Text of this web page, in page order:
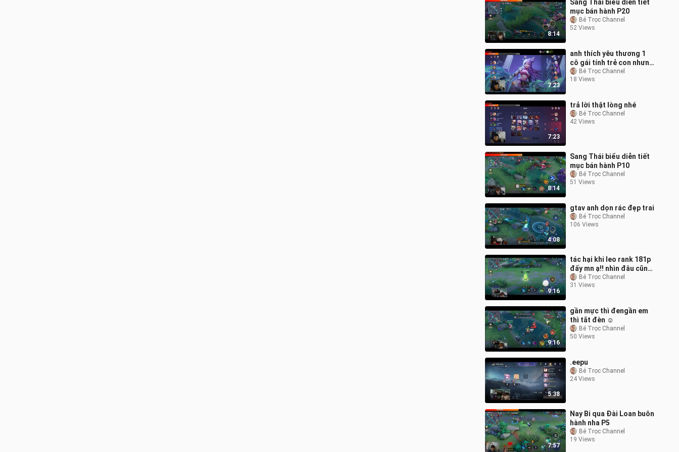
8:14
Sang Thái biểu diễn tiết
mục bán hành P20
Bé Trọc Channel
52 Views
7:23
anh thích yêu thương 1
cô gái tính trẻ con nhưng
dễ cọc hông
Bé Trọc Channel
18 Views
7:23
trả lời thật lòng nhé
Bé Trọc Channel
42 Views
8:14
Sang Thái biểu diễn tiết
mục bán hành P10
Bé Trọc Channel
51 Views
4:08
gtav anh dọn rác đẹp trai
Bé Trọc Channel
106 Views
9:16
tác hại khi leo rank 181p
đấy mn ạ!! nhìn đâu cũng
liên quân!!
Bé Trọc Channel
31 Views
9:16
gần mực thì đengần em
thì tắt đèn ☺️
Bé Trọc Channel
50 Views
5:38
.eepu
Bé Trọc Channel
24 Views
7:57
Nay Bi qua Đài Loan buôn
hành nha P5
Bé Trọc Channel
19 Views